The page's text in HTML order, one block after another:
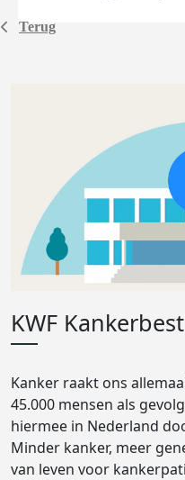
Terug
KWF
Kanker raakt ons
45.000 mensen als
hiermee in Nederland
Minder kanker, meer
van leven voor